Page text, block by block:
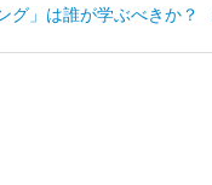
グ」は誰が学ぶべきか？